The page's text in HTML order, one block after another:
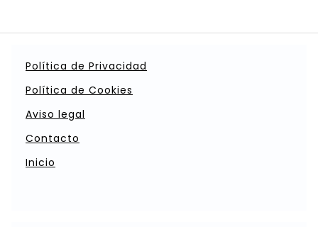
Política de Privacidad
Política de Cookies
Aviso legal
Contacto
Inicio